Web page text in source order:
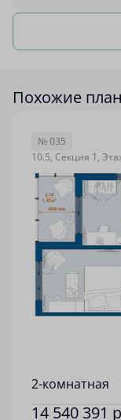
Похожие
№ 035
10.5, Секция 1,
2-комнатная
14 540 391